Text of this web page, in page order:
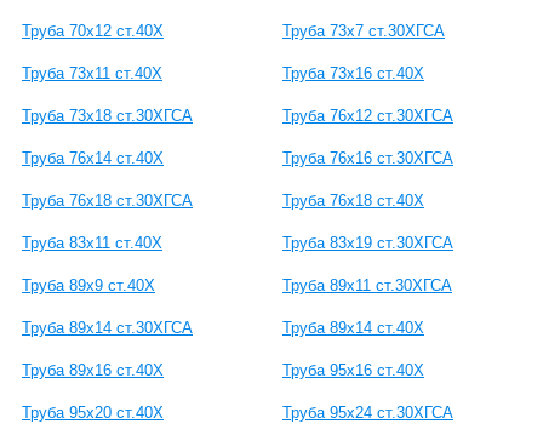
Труба 70х12 ст.40Х Труба 73х7 ст.30ХГСА
Труба 73х11 ст.40Х Труба 73х16 ст.40Х
Труба 73х18 ст.30ХГСА Труба 76х12 ст.30ХГСА
Труба 76х14 ст.40Х Труба 76х16 ст.30ХГСА
Труба 76х18 ст.30ХГСА Труба 76х18 ст.40Х
Труба 83х11 ст.40Х Труба 83х19 ст.30ХГСА
Труба 89х9 ст.40Х Труба 89х11 ст.30ХГСА
Труба 89х14 ст.30ХГСА Труба 89х14 ст.40Х
Труба 89х16 ст.40Х Труба 95х16 ст.40Х
Труба 95х20 ст.40Х Труба 95х24 ст.30ХГСА